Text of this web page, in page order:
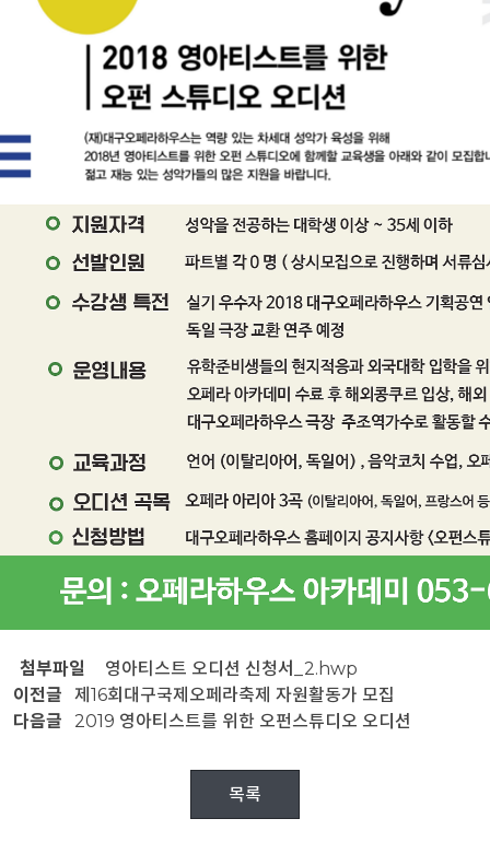
첨부파일
영아티스트 오디션 신청서_2.hwp
이전글
제16회대구국제오페라축제 자원활동가 모집
다음글
2019 영아티스트를 위한 오펀스튜디오 오디션
목록